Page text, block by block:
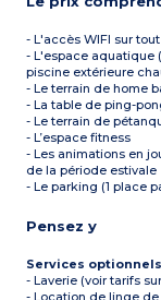
- L'accès WIFI sur
- L'espace aquatique
piscine extérieure
- Le terrain de home
- La table de ping-
- Le terrain de
- L’espace fitness
- Les animations en
de la période estivale
- Le parking (1 place
Pensez y
Services
- Laverie (voir tarifs